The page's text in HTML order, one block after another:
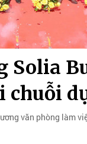
Solia
văn phòng làm